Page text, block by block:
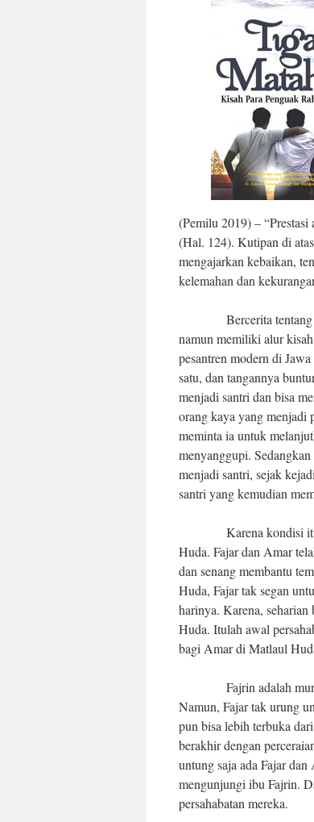
(Pemilu 2019) –
(Hal. 124). Kutipan di
mengajarkan kebaikan,
kelemahan dan
Bercerita tentang
namun memiliki alur
pesantren modern di
satu, dan tangannya
menjadi santri dan bisa
orang kaya yang menjadi
meminta ia untuk
menyanggupi.
menjadi santri, sejak
santri yang kemudian
Karena kondisi itulah
Huda. Fajar dan Amar
dan senang membantu
Huda, Fajar tak segan
harinya. Karena,
Huda. Itulah awal
bagi Amar di Matlaul
Fajrin adalah murid
Namun, Fajar tak urung
pun bisa lebih terbuka
berakhir dengan
untung saja ada Fajar
mengunjungi ibu Fajrin.
persahabatan mereka.